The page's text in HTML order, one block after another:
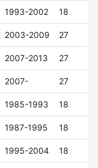
1993-2002 18
2003-2009 27
2007-2013 27
2007- 27
1985-1993 18
1987-1995 18
1995-2004 18